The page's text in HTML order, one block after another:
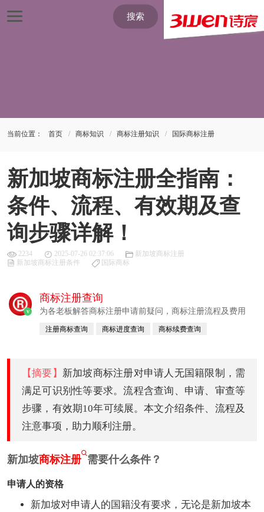
搜索
当前位置： 首页 商标知识 商标注册知识 国际商标注册
新加坡商标注册全指南：
条件、流程、有效期及查
询步骤详解！
2234 2025-07-26 02:37:06
新加坡商标注册
新加坡商标注册条件
国际商标
v
商标注册查询
为各老板解答商标注册申请前疑问，商标注册流程及费用
注册商标查询 商标进度查询 商标续费查询
【摘要】 新加坡商标注册对申请人无国籍限制，需
满足可识别性等要求。流程含查询、申请、审查等
步骤，有效期10年可续展。本文介绍条件、流程及
注意事项，助力顺利注册。
新加坡商标注册 需要什么条件？
申请人的资格
新加坡对申请人的国籍没有要求，无论是新加坡本